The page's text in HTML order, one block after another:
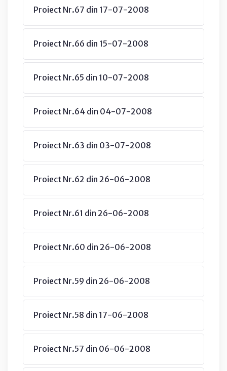
Proiect Nr.67 din 17-07-2008
Proiect Nr.66 din 15-07-2008
Proiect Nr.65 din 10-07-2008
Proiect Nr.64 din 04-07-2008
Proiect Nr.63 din 03-07-2008
Proiect Nr.62 din 26-06-2008
Proiect Nr.61 din 26-06-2008
Proiect Nr.60 din 26-06-2008
Proiect Nr.59 din 26-06-2008
Proiect Nr.58 din 17-06-2008
Proiect Nr.57 din 06-06-2008